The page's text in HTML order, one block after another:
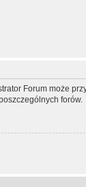
Forum może
forów.